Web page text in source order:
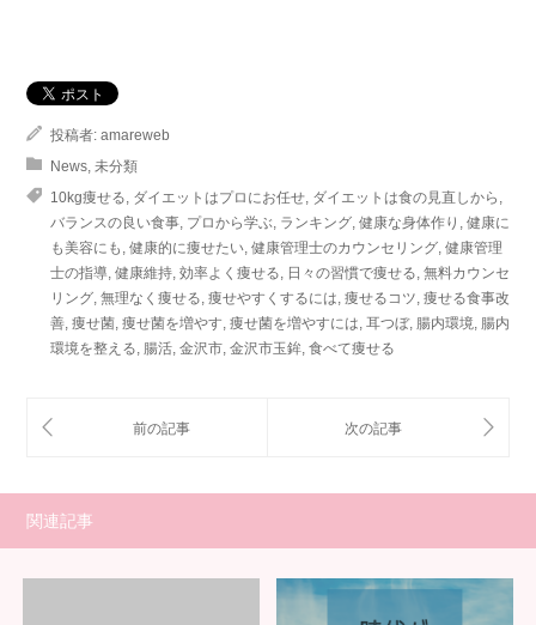
投稿者: amareweb
News 未分類
10kg痩せる ダイエットはプロにお任せ ダイエットは食の見直しから
バランスの良い食事 プロから学ぶ ランキング 健康な身体作り
健康に
も美容にも 健康的に痩せたい 健康管理士のカウンセリング 健康管理
士の指導 健康維持 効率よく痩せる 日々の習慣で痩せる 無料カウンセ
リング 無理なく痩せる 痩せやすくするには 痩せるコツ 痩せる食事改
善 痩せ菌 痩せ菌を増やす 痩せ菌を増やすには 耳つぼ, 腸内環境 腸内
環境を整える 腸活 金沢市 金沢市玉鉾 食べて痩せる
関連記事